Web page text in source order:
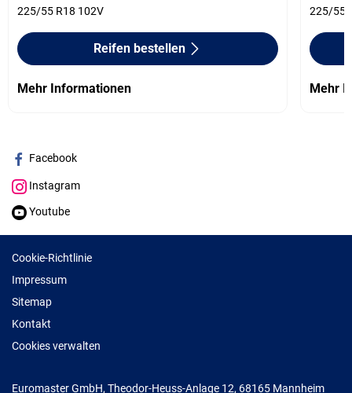
225/55 R18 102V
Reifen bestellen
Mehr Informationen
225/55
Mehr
Facebook
Instagram
Youtube
Cookie-Richtlinie
Impressum
Sitemap
Kontakt
Cookies verwalten
Euromaster GmbH, Theodor-Heuss-Anlage 12, 68165 Mannheim